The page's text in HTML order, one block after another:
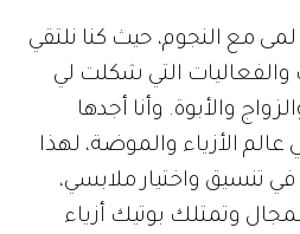
مع النجوم، حيث كنا نلتقي
والفعاليات التي شكلت لي
والأبوة. وأنا أجدها
الأزياء والموضة، لهذا
تنسيق واختيار ملابسي،
وتمتلك بوتيك أزياء